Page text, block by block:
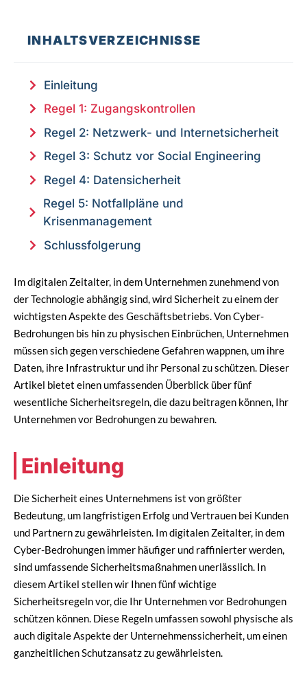
INHALTSVERZEICHNISSE
Einleitung
Regel 1: Zugangskontrollen
Regel 2: Netzwerk- und Internetsicherheit
Regel 3: Schutz vor Social Engineering
Regel 4: Datensicherheit
Regel 5: Notfallpläne und
Krisenmanagement
Schlussfolgerung
Im digitalen Zeitalter, in dem Unternehmen zunehmend von
der Technologie abhängig sind, wird Sicherheit zu einem der
wichtigsten Aspekte des Geschäftsbetriebs. Von Cyber-
Bedrohungen bis hin zu physischen Einbrüchen, Unternehmen
müssen sich gegen verschiedene Gefahren wappnen, um ihre
Daten, ihre Infrastruktur und ihr Personal zu schützen. Dieser
Artikel bietet einen umfassenden Überblick über fünf
wesentliche Sicherheitsregeln, die dazu beitragen können, Ihr
Unternehmen vor Bedrohungen zu bewahren.
Einleitung
Die Sicherheit eines Unternehmens ist von größter
Bedeutung, um langfristigen Erfolg und Vertrauen bei Kunden
und Partnern zu gewährleisten. Im digitalen Zeitalter, in dem
Cyber-Bedrohungen immer häufiger und raffinierter werden,
sind umfassende Sicherheitsmaßnahmen unerlässlich. In
diesem Artikel stellen wir Ihnen fünf wichtige
Sicherheitsregeln vor, die Ihr Unternehmen vor Bedrohungen
schützen können. Diese Regeln umfassen sowohl physische als
auch digitale Aspekte der Unternehmenssicherheit, um einen
ganzheitlichen Schutzansatz zu gewährleisten.